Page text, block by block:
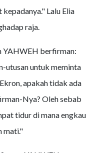
Lalu Elia
raja.
YAHWEH berfirman:
utusan untuk meminta
apakah tidak ada
Nya? Oleh sebab
tidur di mana engkau
mati."